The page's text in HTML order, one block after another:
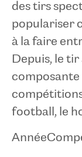
des tirs
populariser
à la faire
Depuis, le
composante
football, le
Année